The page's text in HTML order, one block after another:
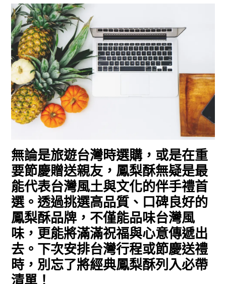
無論是旅遊台灣時選購，或是在重
要節慶贈送親友，鳳梨酥無疑是最
能代表台灣風土與文化的伴手禮首
選。透過挑選高品質、口碑良好的
鳳梨酥品牌，不僅能品味台灣風
味，更能將滿滿祝福與心意傳遞出
去。下次安排台灣行程或節慶送禮
時，別忘了將經典鳳梨酥列入必帶